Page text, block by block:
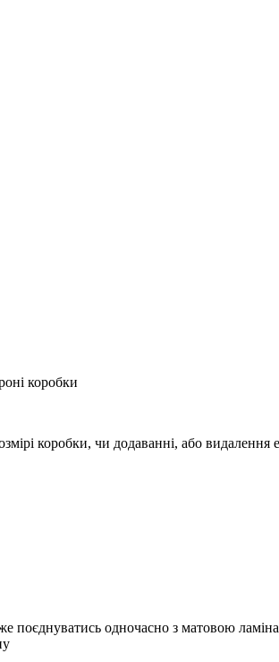
коробки
коробки, чи додаванні, або видалення
поєднуватись одночасно з матовою